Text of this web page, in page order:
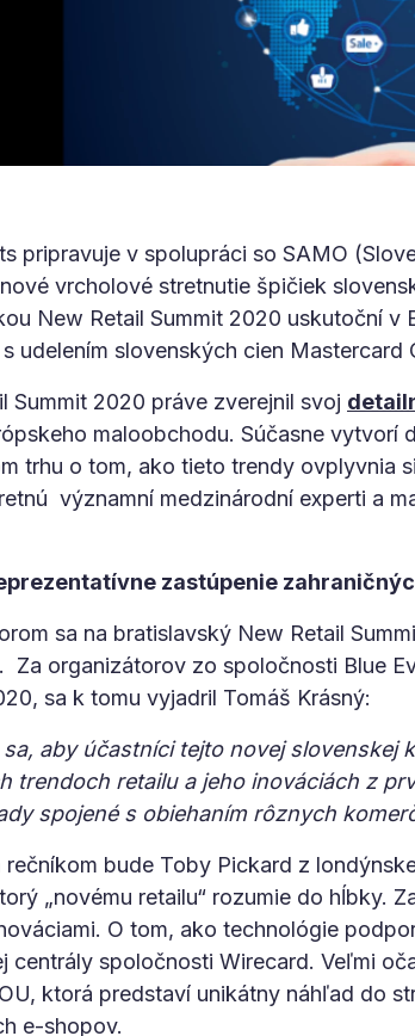
pripravuje v spolupráci so SAMO
vrcholové stretnutie špičiek
New Retail Summit 2020 uskutoční v
udelením slovenských cien Mastercard
Summit 2020 práve zverejnil svoj
maloobchodu. Súčasne vytvorí
trhu o tom, ako tieto trendy ovplyvnia
významní medzinárodní experti a
zastúpenie
sa na bratislavský New Retail
Za organizátorov zo spoločnosti Blue
sa k tomu vyjadril Tomáš Krásný:
sa, aby účastníci tejto novej
trendoch retailu a jeho inováciách z
spojené s obiehaním rôznych
rečníkom bude Toby Pickard z
„novému retailu“ rozumie do hĺbky.
O tom, ako technológie
centrály spoločnosti Wirecard. Veľmi
ktorá predstaví unikátny náhľad do
e-shopov.